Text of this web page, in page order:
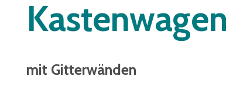
Kastenwagen
mit Gitterwänden